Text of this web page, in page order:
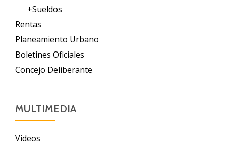
+Sueldos
Rentas
Planeamiento Urbano
Boletines Oficiales
Concejo Deliberante
MULTIMEDIA
Videos